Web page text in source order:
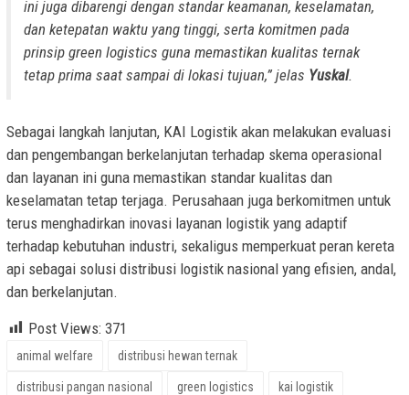
ini juga dibarengi dengan standar keamanan, keselamatan,
dan ketepatan waktu yang tinggi, serta komitmen pada
prinsip green logistics guna memastikan kualitas ternak
tetap prima saat sampai di lokasi tujuan,” jelas Yuskal.
Sebagai langkah lanjutan, KAI Logistik akan melakukan evaluasi
dan pengembangan berkelanjutan terhadap skema operasional
dan layanan ini guna memastikan standar kualitas dan
keselamatan tetap terjaga. Perusahaan juga berkomitmen untuk
terus menghadirkan inovasi layanan logistik yang adaptif
terhadap kebutuhan industri, sekaligus memperkuat peran kereta
api sebagai solusi distribusi logistik nasional yang efisien, andal,
dan berkelanjutan.
Post Views: 371
animal welfare distribusi hewan ternak
distribusi pangan nasional green logistics kai logistik